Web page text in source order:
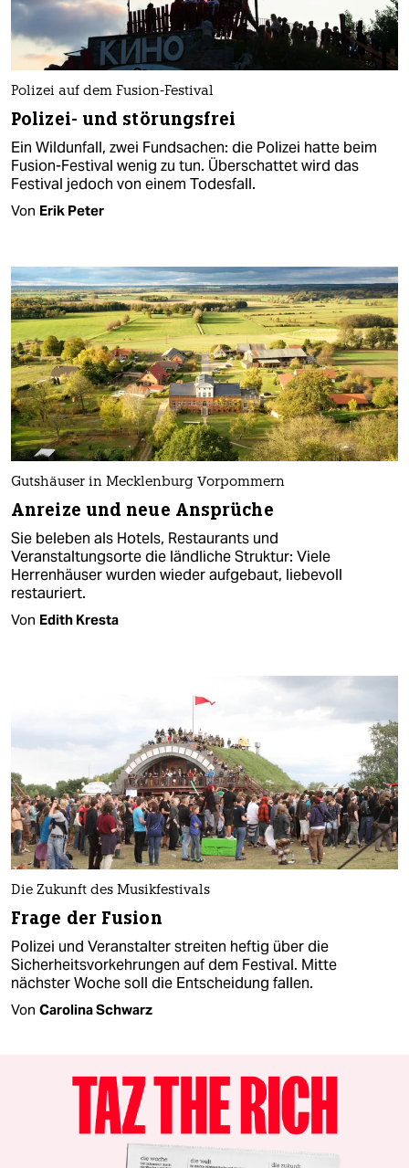
Polizei auf dem Fusion-Festival
Polizei- und störungsfrei
Ein Wildunfall, zwei Fundsachen: die Polizei hatte beim
Fusion-Festival wenig zu tun. Überschattet wird das
Festival jedoch von einem Todesfall.
Von Erik Peter
Gutshäuser in Mecklenburg Vorpommern
Anreize und neue Ansprüche
Sie beleben als Hotels, Restaurants und
Veranstaltungsorte die ländliche Struktur: Viele
Herrenhäuser wurden wieder aufgebaut, liebevoll
restauriert.
Von Edith Kresta
Die Zukunft des Musikfestivals
Frage der Fusion
Polizei und Veranstalter streiten heftig über die
Sicherheitsvorkehrungen auf dem Festival. Mitte
nächster Woche soll die Entscheidung fallen.
Von Carolina Schwarz